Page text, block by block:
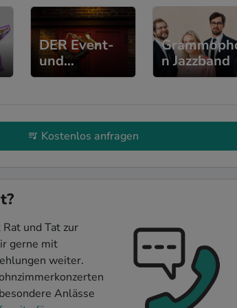
DER Event-
und
Partysaxofon
n Jazzband
Kostenlos anfragen
und Tat zur
gerne mit
weiter.
Anlässe